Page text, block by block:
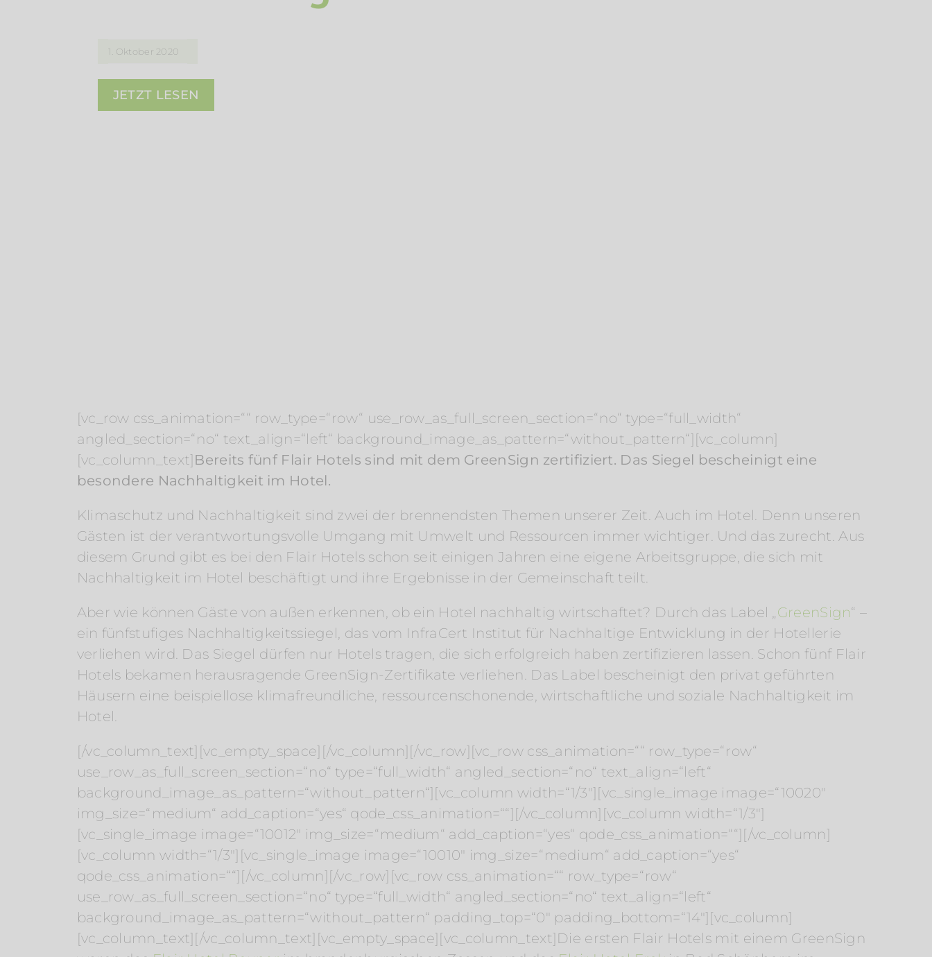
1. Oktober 2020
JETZT LESEN
[vc_row css_animation=““ row_type=“row“ use_row_as_full_screen_section=“no“ type=“full_width“
angled_section=“no“ text_align=“left“ background_image_as_pattern=“without_pattern“][vc_column]
[vc_column_text] Bereits fünf Flair Hotels sind mit dem GreenSign zertifiziert. Das Siegel bescheinigt eine
besondere Nachhaltigkeit im Hotel.
Klimaschutz und Nachhaltigkeit sind zwei der brennendsten Themen unserer Zeit. Auch im Hotel. Denn unseren
Gästen ist der verantwortungsvolle Umgang mit Umwelt und Ressourcen immer wichtiger. Und das zurecht. Aus
diesem Grund gibt es bei den Flair Hotels schon seit einigen Jahren eine eigene Arbeitsgruppe, die sich mit
Nachhaltigkeit im Hotel beschäftigt und ihre Ergebnisse in der Gemeinschaft teilt.
Aber wie können Gäste von außen erkennen, ob ein Hotel nachhaltig wirtschaftet? Durch das Label „GreenSign“ –
ein fünfstufiges Nachhaltigkeitssiegel, das vom InfraCert Institut für Nachhaltige Entwicklung in der Hotellerie
verliehen wird. Das Siegel dürfen nur Hotels tragen, die sich erfolgreich haben zertifizieren lassen. Schon fünf Flair
Hotels bekamen herausragende GreenSign-Zertifikate verliehen. Das Label bescheinigt den privat geführten
Häusern eine beispiellose klimafreundliche, ressourcenschonende, wirtschaftliche und soziale Nachhaltigkeit im
Hotel.
[/vc_column_text][vc_empty_space][/vc_column][/vc_row][vc_row css_animation=““ row_type=“row“
use_row_as_full_screen_section=“no“ type=“full_width“ angled_section=“no“ text_align=“left“
background_image_as_pattern=“without_pattern“][vc_column width=“1/3″][vc_single_image image=“10020″
img_size=“medium“ add_caption=“yes“ qode_css_animation=““][/vc_column][vc_column width=“1/3″]
[vc_single_image image=“10012″ img_size=“medium“ add_caption=“yes“ qode_css_animation=““][/vc_column]
[vc_column width=“1/3″][vc_single_image image=“10010″ img_size=“medium“ add_caption=“yes“
qode_css_animation=““][/vc_column][/vc_row][vc_row css_animation=““ row_type=“row“
use_row_as_full_screen_section=“no“ type=“full_width“ angled_section=“no“ text_align=“left“
background_image_as_pattern=“without_pattern“ padding_top=“0″ padding_bottom=“14″][vc_column]
[vc_column_text][/vc_column_text][vc_empty_space][vc_column_text]Die ersten Flair Hotels mit einem GreenSign